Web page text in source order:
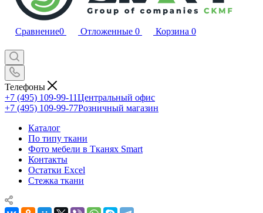
Сравнение0 Отложенные 0 Корзина 0
Телефоны
+7 (495) 109-99-11Центральный офис
+7 (495) 109-99-77Розничный магазин
Каталог
По типу ткани
Фото мебели в Тканях Smart
Контакты
Остатки Excel
Стежка ткани